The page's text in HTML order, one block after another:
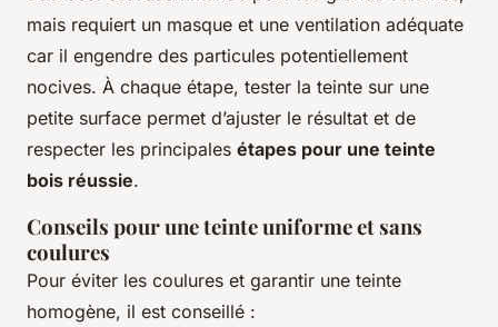
mais requiert un masque et une ventilation adéquate
car il engendre des particules potentiellement
nocives. À chaque étape, tester la teinte sur une
petite surface permet d’ajuster le résultat et de
respecter les principales étapes pour une teinte
bois réussie.
Conseils pour une teinte uniforme et sans
coulures
Pour éviter les coulures et garantir une teinte
homogène, il est conseillé :